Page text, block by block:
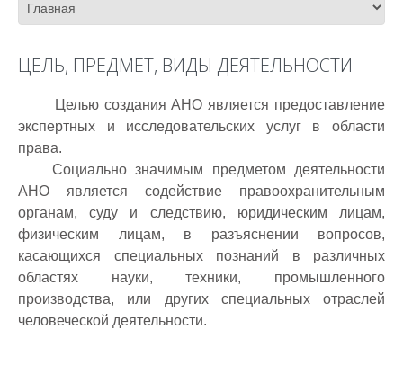
ЦЕЛЬ, ПРЕДМЕТ, ВИДЫ ДЕЯТЕЛЬНОСТИ
Целью создания АНО является предоставление
экспертных и исследовательских услуг в области
права.
Социально значимым предметом деятельности
АНО является содействие правоохранительным
органам, суду и следствию, юридическим лицам,
физическим лицам, в разъяснении вопросов,
касающихся специальных познаний в различных
областях науки, техники, промышленного
производства, или других специальных отраслей
человеческой деятельности.